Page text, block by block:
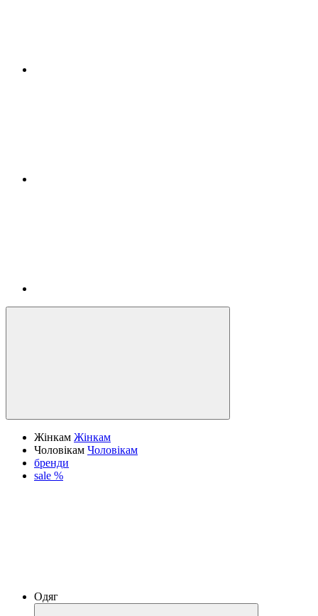
Жінкам Жінкам
Чоловікам Чоловікам
бренди
sale %
Одяг